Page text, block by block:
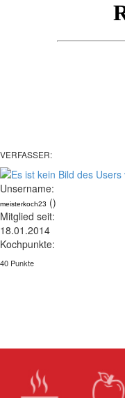
VERFASSER:
Unsername:
meisterkoch23 ()
Mitglied seit:
18.01.2014
Kochpunkte:
40 Punkte